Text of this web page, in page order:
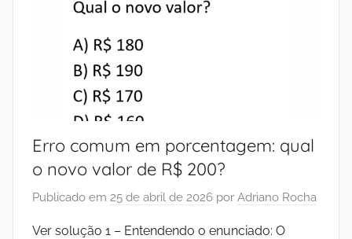
Erro comum em porcentagem: qual
o novo valor de R$ 200?
Publicado em 25 de abril de 2026 por Adriano Rocha
Ver solução 1 – Entendendo o enunciado: O